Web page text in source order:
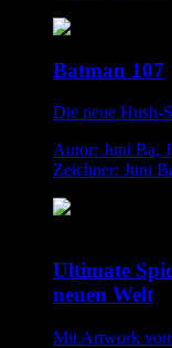
Batman 107
Die neue Hush-
Autor: Juni Ba,
Zeichner: Juni
Ultimate
neuen Welt
Mit Artwork